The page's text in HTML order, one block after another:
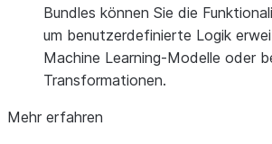
Bundles können Sie die
um benutzerdefinierte Logik
Machine Learning-Modelle oder
Transformationen.
Mehr erfahren